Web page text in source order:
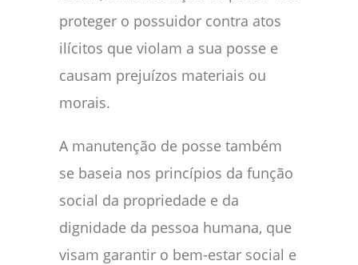
proteger o possuidor contra atos
ilícitos que violam a sua posse e
causam prejuízos materiais ou
morais.
A manutenção de posse também
se baseia nos princípios da função
social da propriedade e da
dignidade da pessoa humana, que
visam garantir o bem-estar social e